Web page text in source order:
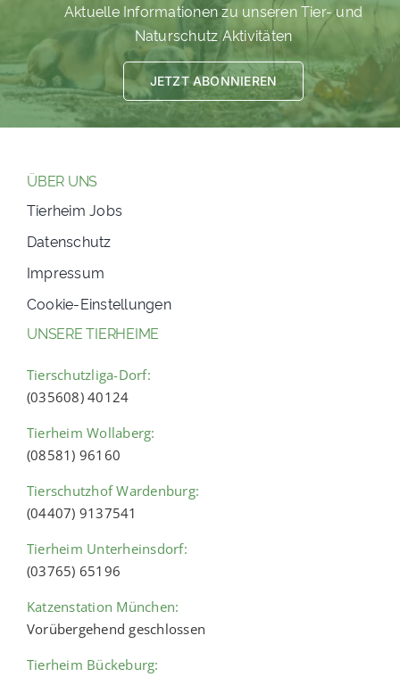
Aktuelle Informationen zu unseren Tier- und
Naturschutz Aktivitäten
JETZT ABONNIEREN
ÜBER UNS
Tierheim Jobs
Datenschutz
Impressum
Cookie-Einstellungen
UNSERE TIERHEIME
Tierschutzliga-Dorf:
(035608) 40124
Tierheim Wollaberg:
(08581) 96160
Tierschutzhof Wardenburg:
(04407) 9137541
Tierheim Unterheinsdorf:
(03765) 65196
Katzenstation München:
Vorübergehend geschlossen
Tierheim Bückeburg: